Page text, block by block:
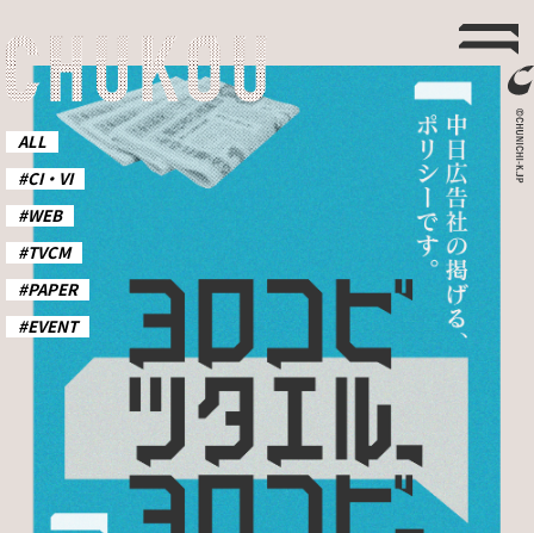
ALL
#CI・VI
#WEB
#TVCM
#PAPER
#EVENT